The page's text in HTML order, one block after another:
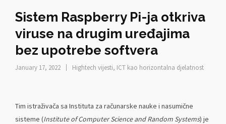
Sistem Raspberry Pi-ja otkriva
viruse na drugim uređajima
bez upotrebe softvera
January 17, 2022 Hightech vijesti, ICT kao horizontalna djelatnost
Tim istraživača sa Instituta za računarske nauke i nasumične
sisteme (Institute of Computer Science and Random Systems) je